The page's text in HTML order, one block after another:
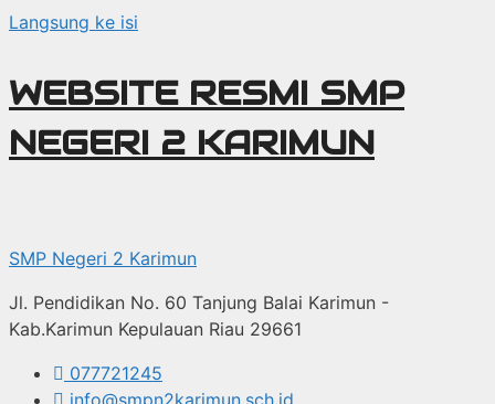
Langsung ke isi
WEBSITE RESMI SMP
NEGERI 2 KARIMUN
SMP Negeri 2 Karimun
Jl. Pendidikan No. 60 Tanjung Balai Karimun -
Kab.Karimun Kepulauan Riau 29661
077721245
info@smpn2karimun.sch.id